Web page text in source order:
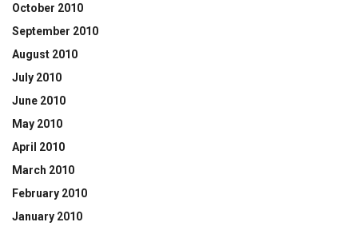
October 2010
September 2010
August 2010
July 2010
June 2010
May 2010
April 2010
March 2010
February 2010
January 2010